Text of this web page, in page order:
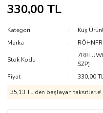
330,00 TL
Kategori Kuş
Marka
Stok Kodu
SZP)
Fiyat
330,00
35,13 TL den başlayan taksitlerle!